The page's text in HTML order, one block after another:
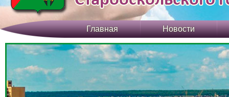
Главная Новости